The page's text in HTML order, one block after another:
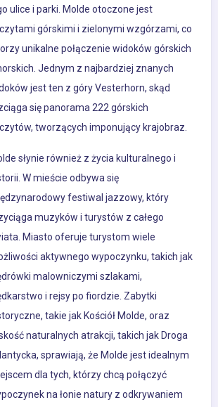
ulice i parki. Molde otoczone jest
górskimi i zielonymi wzgórzami, co
unikalne połączenie widoków górskich
Jednym z najbardziej znanych
jest ten z góry Vesterhorn, skąd
się panorama 222 górskich
tworzących imponujący krajobraz.
słynie również z życia kulturalnego i
W mieście odbywa się
festiwal jazzowy, który
muzyków i turystów z całego
Miasto oferuje turystom wiele
aktywnego wypoczynku, takich jak
malowniczymi szlakami,
i rejsy po fiordzie. Zabytki
takie jak Kościół Molde, oraz
naturalnych atrakcji, takich jak Droga
sprawiają, że Molde jest idealnym
dla tych, którzy chcą połączyć
na łonie natury z odkrywaniem